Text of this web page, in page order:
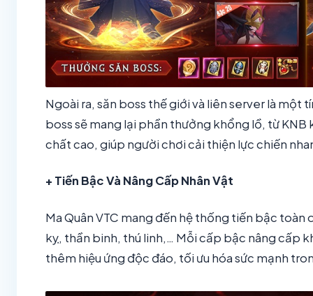
Ngoài ra, săn boss thế giới và liên server là một
boss sẽ mang lại phần thưởng khổng lồ, từ
chất cao, giúp người chơi cải thiện lực chiến
+ Tiến Bậc Và Nâng Cấp Nhân Vật
Ma Quân VTC mang đến hệ thống tiến bậc
kỵ, thần binh, thú linh,… Mỗi cấp bậc nâng cấp
thêm hiệu ứng độc đáo, tối ưu hóa sức mạnh